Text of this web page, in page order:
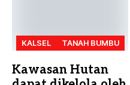
KALSEL TANAH BUMBU
Kawasan Hutan